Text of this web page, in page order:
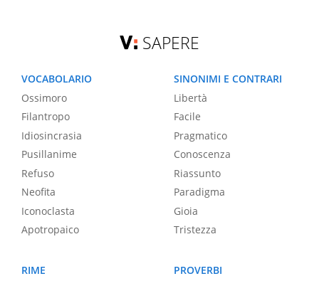
SAPERE
VOCABOLARIO
Ossimoro
Filantropo
Idiosincrasia
Pusillanime
Refuso
Neofita
Iconoclasta
Apotropaico
SINONIMI E CONTRARI
Libertà
Facile
Pragmatico
Conoscenza
Riassunto
Paradigma
Gioia
Tristezza
RIME
PROVERBI